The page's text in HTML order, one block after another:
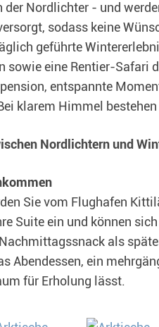
der Nordlichter - und
sodass keine
geführte
sowie eine Rentier-Safari
entspannte
klarem Himmel
Nordlichtern und
Sie vom Flughafen
Suite ein und können
als
Abendessen, ein
für Erholung lässt.